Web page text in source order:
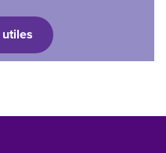
utiles